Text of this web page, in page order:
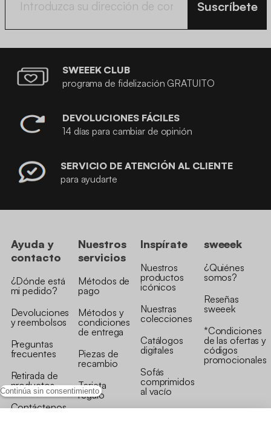
Continúa sin consentimiento
Suscríbete
SWEEEK CLUB
programa de fidelización GRATUITO
DEVOLUCIONES FÁCILES
14 días para cambiar de opinión
SERVICIO DE ATENCIÓN AL CLIENTE
para ayudarte
Ayuda y
contacto
¿Dónde está
mi pedido?
Devoluciones
y reembolsos
Preguntas
frecuentes
Retirada de
productos
Contáctenos
Nuestros
servicios
Métodos de
pago
Métodos y
condiciones
de entrega
Piezas de
recambio
Tarjeta
regalo
Inspírate
Nuestros
productos
icónicos
Nuestras
colecciones
Catálogos
digitales
Sofás
comprimidos
al vacío
sweeek
¿Quiénes
somos?
Reseñas
sweeek
*Condiciones
de las ofertas y
códigos
promocionales